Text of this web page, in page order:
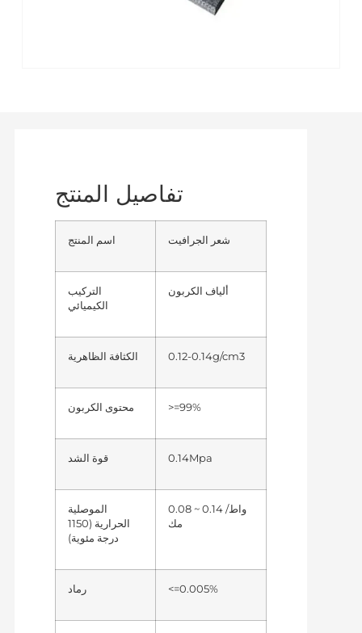
تفاصيل المنتج
اسم المنتج شعر الجرافيت
التركيب
الكيميائي
ألياف الكربون
الكثافة الظاهرية 0.12-0.14g/cm3
محتوى الكربون >=99%
قوة الشد 0.14Mpa
الموصلية
الحرارية (1150
0.08 ~ 0.14 واط/
رماد <=0.005%